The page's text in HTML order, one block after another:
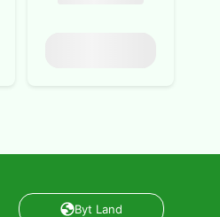
Byt Land